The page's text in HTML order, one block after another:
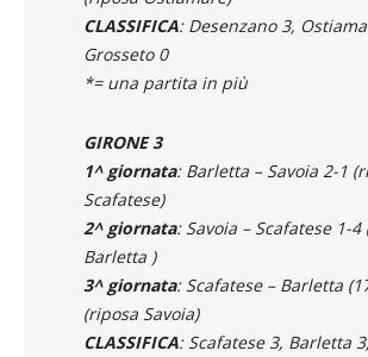
CLASSIFICA: Desenzano 3,
Grosseto 0
*= una partita in più
GIRONE 3
1^ giornata: Barletta – Savoia 2-1
Scafatese)
2^ giornata: Savoia – Scafatese 1-4
Barletta )
3^ giornata: Scafatese – Barletta
(riposa Savoia)
CLASSIFICA: Scafatese 3, Barletta